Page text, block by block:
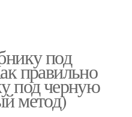
под
правильно
под черную
метод)